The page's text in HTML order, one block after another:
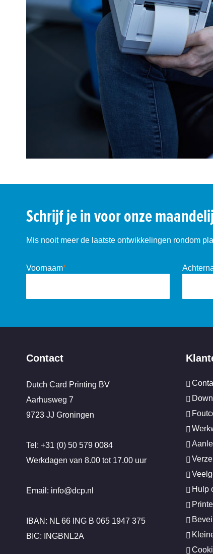
Schrijf je in voor onze
Mis nooit meer de laatste ontwikkelingen rondom
Voornaam*
Contact
Dutch Card Printing BV
Aarhusweg 7
9723 JJ Groningen
Tel: +31 (0) 50 579 0084
Werkdagen van 8.00 tot 17.00 uur
Email: info@dcp.nl
IBAN: NL 66 ING B 065 1947 375
BIC: INGBNL2A
Hulp